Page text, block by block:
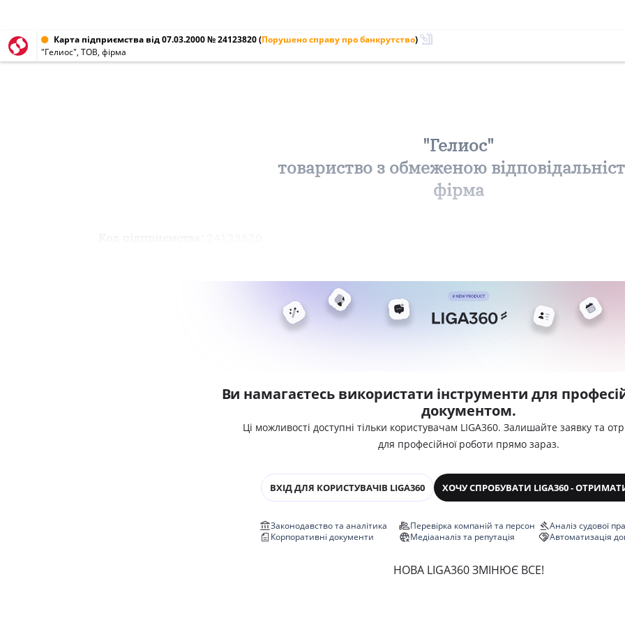
Карта підприємства від 07.03.2000 № 24123820(Порушено справу про банкрутство)
"Гелиос", ТОВ, фірма
"Гелиос"
товариство з обмеженою
фірма
Ви намагаєтесь використати інструменти для
документом.
Ці можливості доступні тільки користувачам LIGA360. Залишайте заявку та
для професійної роботи прямо зараз.
ВХІД ДЛЯ КОРИСТУВАЧІВ LIGA360 ХОЧУ СПРОБУВАТИ LIGA360 -
Законодавство та аналітика
Корпоративні документи
Перевірка компаній та персон
Медіааналіз та репутація
Аналіз судової
Автоматизація
НОВА LIGA360 ЗМІНЮЄ ВСЕ!